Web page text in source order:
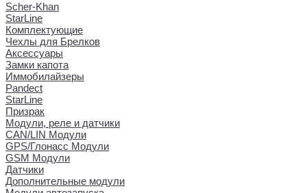
Scher-Khan
StarLine
Комплектующие
Чехлы для Брелков
Аксессуары
Замки капота
Иммобилайзеры
Pandect
StarLine
Призрак
Модули, реле и датчики
CAN/LIN Модули
GPS/Глонасс Модули
GSM Модули
Датчики
Дополнительные модули